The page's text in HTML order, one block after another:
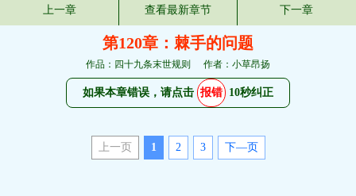
上一章 查看最新章节 下一章
第120章：棘手的问题
作品：四十九条末世规则 作者：小草昂扬
如果本章错误，请点击 报错 10秒纠正
上一页 1 2 3 下—页